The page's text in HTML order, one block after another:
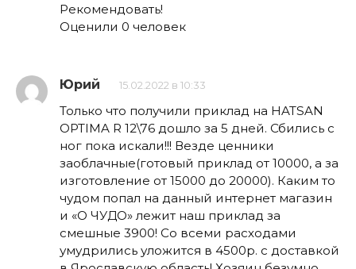
Рекомендовать!
Оценили 0 человек
Юрий 15.02.2022 в 10:33
Только что получили приклад на HATSAN
OPTIMA R 12\76 дошло за 5 дней. Сбились с
ног пока искали!!! Везде ценники
заоблачные(готовый приклад от 10000, а за
изготовление от 15000 до 20000). Каким то
чудом попал на данный интернет магазин
и «О ЧУДО» лежит наш приклад за
смешные 3900! Со всеми расходами
умудрились уложится в 4500р. с доставкой